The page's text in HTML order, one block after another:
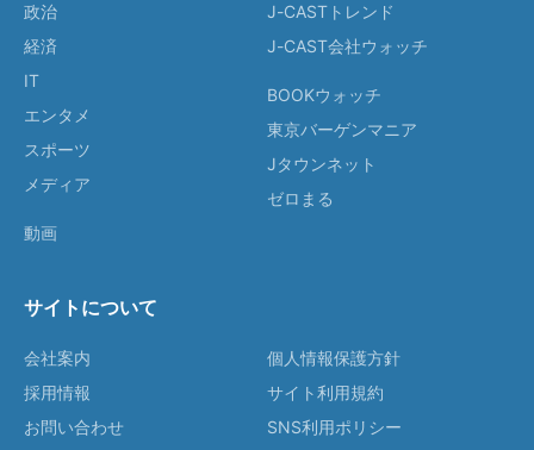
政治
経済
IT
エンタメ
スポーツ
メディア
動画
J-CASTトレンド
J-CAST会社ウォッチ
BOOKウォッチ
東京バーゲンマニア
Jタウンネット
ゼロまる
サイトについて
会社案内
採用情報
お問い合わせ
個人情報保護方針
サイト利用規約
SNS利用ポリシー